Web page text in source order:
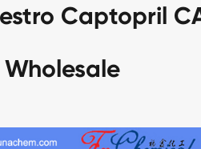
Captopril
Wholesale